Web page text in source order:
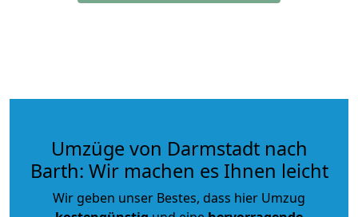
Umzüge von Darmstadt nach
Barth: Wir machen es Ihnen leicht
Wir geben unser Bestes, dass hier Umzug